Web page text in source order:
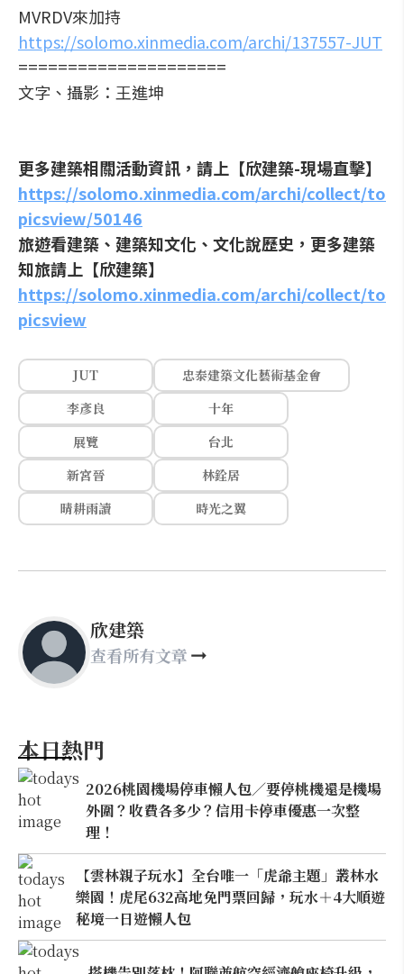
MVRDV來加持
https://solomo.xinmedia.com/archi/137557-JUT
=====================
文字、攝影：王進坤
更多建築相關活動資訊，請上【欣建築-現場直擊】
https://solomo.xinmedia.com/archi/collect/to
picsview/50146
旅遊看建築、建築知文化、文化說歷史，更多建築
知旅請上【欣建築】
https://solomo.xinmedia.com/archi/collect/to
picsview
JUT
忠泰建築文化藝術基金會
李彥良
十年
展覽
台北
新宮晉
林銓居
晴耕雨讀
時光之翼
欣建築
查看所有文章
本日熱門
2026桃園機場停車懶人包／要停桃機還是機場
外圍？收費各多少？信用卡停車優惠一次整
理！
【雲林親子玩水】全台唯一「虎爺主題」叢林水
樂園！虎尾632高地免門票回歸，玩水＋4大順遊
秘境一日遊懶人包